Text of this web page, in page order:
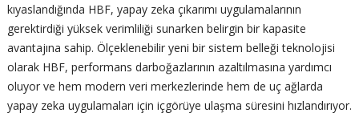
kıyaslandığında HBF, yapay zeka çıkarımı uygulamalarının
gerektirdiği yüksek verimliliği sunarken belirgin bir kapasite
avantajına sahip. Ölçeklenebilir yeni bir sistem belleği teknolojisi
olarak HBF, performans darboğazlarının azaltılmasına yardımcı
oluyor ve hem modern veri merkezlerinde hem de uç ağlarda
yapay zeka uygulamaları için içgörüye ulaşma süresini hızlandırıyor.